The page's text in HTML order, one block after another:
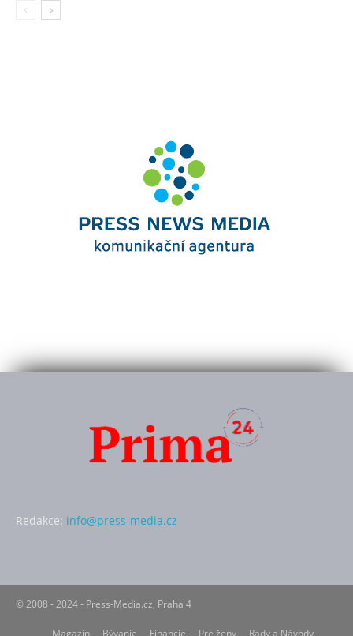
Redakce: info@press-media.cz
© 2008 - 2024 - Press-Media.cz, Praha 4
Magazín Bývanie Financie Pre ženy Rady a Návody